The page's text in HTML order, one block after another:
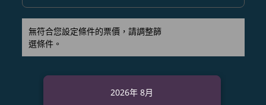
無符合您設定條件的票價，請調整篩
選條件。
2026年 8月